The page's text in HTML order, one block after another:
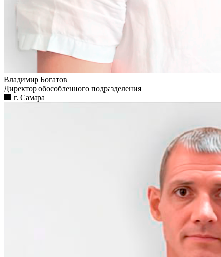
Владимир Богатов
Директор обособленного подразделения
🏢︎ г. Самара